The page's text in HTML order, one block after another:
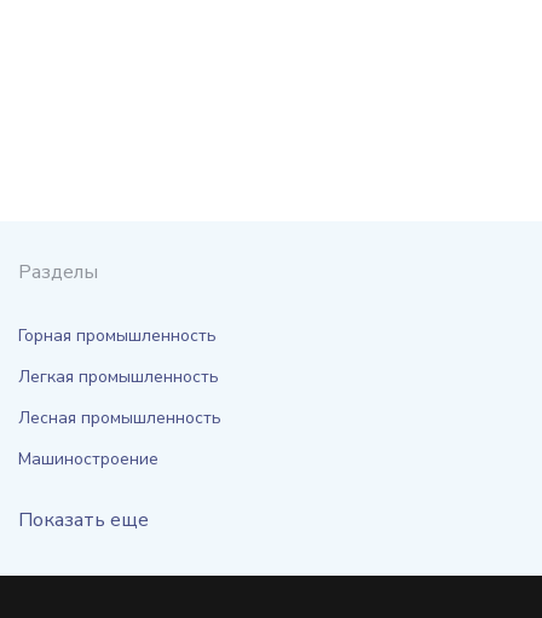
Разделы
Горная промышленность
Легкая промышленность
Лесная промышленность
Машиностроение
Показать еще